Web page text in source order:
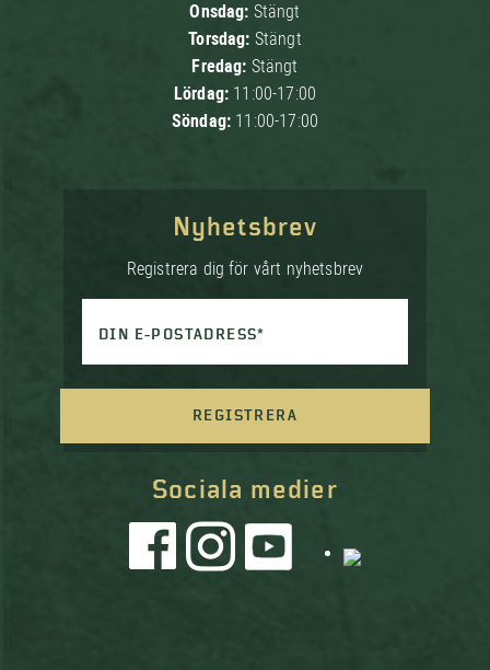
Onsdag: Stängt
Torsdag: Stängt
Fredag: Stängt
Lördag: 11:00-17:00
Söndag: 11:00-17:00
Sociala medier
Nyhetsbrev
Registrera dig för vårt nyhetsbrev
DIN E-POSTADRESS*
REGISTRERA